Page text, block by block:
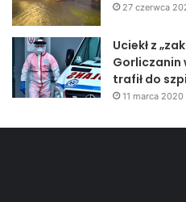
27 czerwca
Uciekł z
Gorliczanin
trafił do
11 marca 2020